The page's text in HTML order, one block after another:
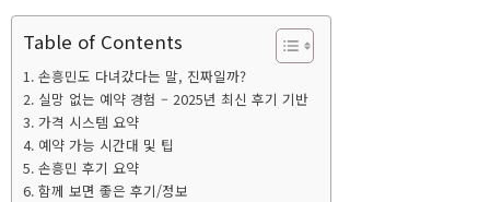
Table of Contents
손흥민도 다녀갔다는 말, 진짜일까?
실망 없는 예약 경험 – 2025년 최신 후기 기반
가격 시스템 요약
예약 가능 시간대 및 팁
손흥민 후기 요약
함께 보면 좋은 후기/정보